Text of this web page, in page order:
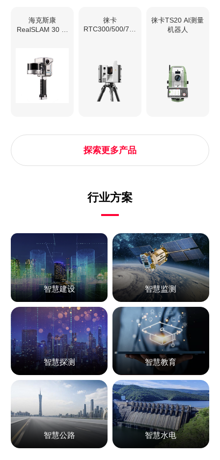
海克斯康
RealSLAM 30 三
徕卡
RTC300/500/700
徕卡TS20 AI测量
机器人
探索更多产品
行业方案
智慧建设 智慧监测
智慧探测 智慧教育
智慧公路 智慧水电